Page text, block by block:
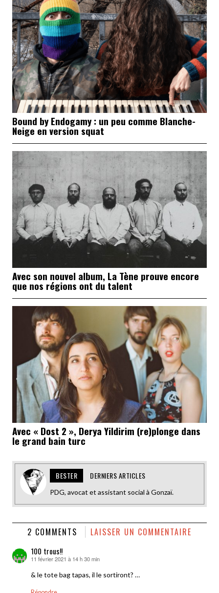
Bound by Endogamy : un peu comme Blanche-
Neige en version squat
Avec son nouvel album, La Tène prouve encore
que nos régions ont du talent
Avec « Dost 2 », Derya Yildirim (re)plonge dans
le grand bain turc
BESTER DERNIERS ARTICLES
PDG, avocat et assistant social à Gonzaï.
2 COMMENTS LAISSER UN COMMENTAIRE
100 trous!!
dit :
11 février 2021 à 14 h 30 min
& le tote bag tapas, il le sortiront? …